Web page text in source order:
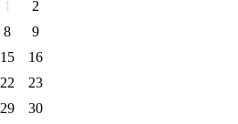
1
2
8
9
15
16
22
23
29
30